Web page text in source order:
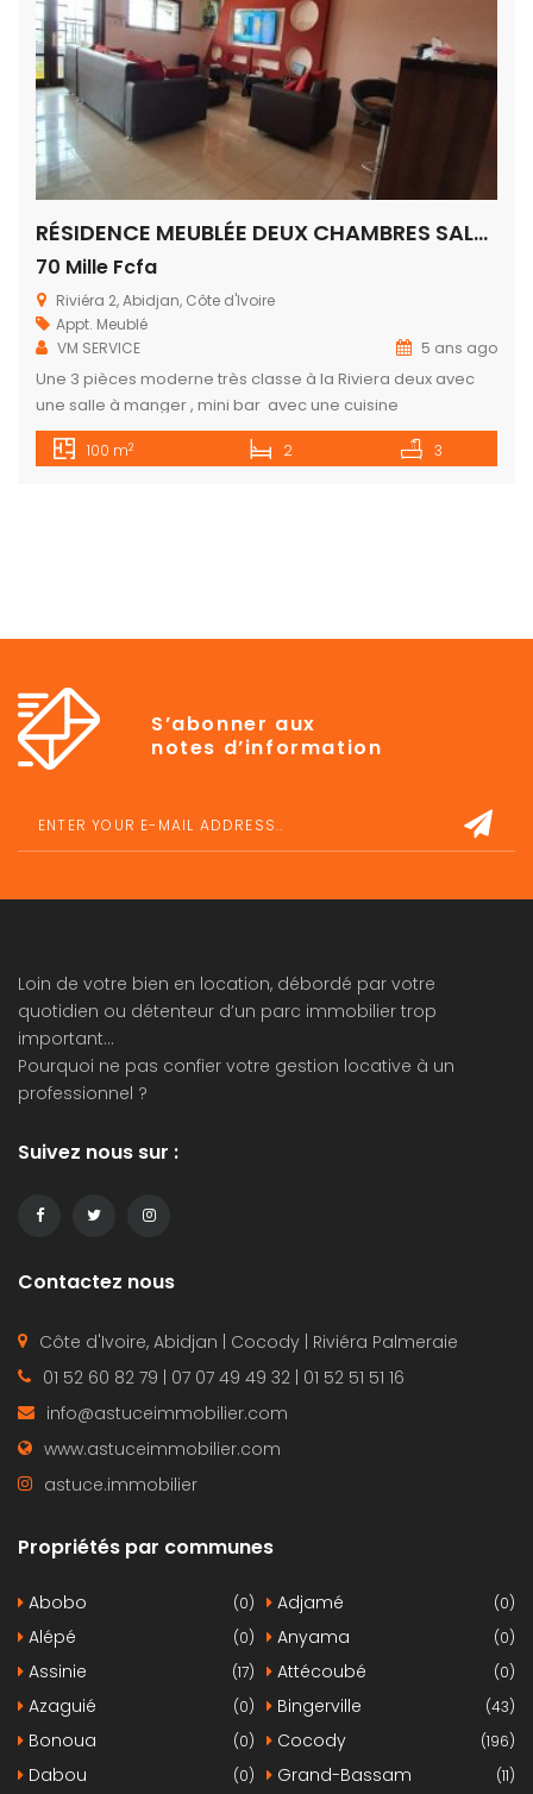
RÉSIDENCE MEUBLÉE DEUX CHAMBRES SALON HAUT STANDING RIVIERA DEUX
70 Mille Fcfa
Riviéra 2, Abidjan, Côte d'Ivoire
Appt. Meublé
VM SERVICE
5 ans ago
Une 3 pièces moderne très classe à la Riviera deux avec
une salle à manger , mini bar avec une cuisine
européenne entièrement équipée(micro-
onde,réfrigérateur,la cuisinière,chauffe-eau,..), la
100 m2 2 3
S’abonner aux
notes d’information
Loin de votre bien en location, débordé par votre
quotidien ou détenteur d’un parc immobilier trop
important…
Pourquoi ne pas confier votre gestion locative à un
professionnel ?
Suivez nous sur :
Contactez nous
Côte d'Ivoire, Abidjan | Cocody | Riviéra Palmeraie
01 52 60 82 79 | 07 07 49 49 32 | 01 52 51 51 16
info@astuceimmobilier.com
www.astuceimmobilier.com
astuce.immobilier
Propriétés par communes
Abobo (0) Adjamé (0)
Alépé (0) Anyama (0)
Assinie (17) Attécoubé (0)
Azaguié (0) Bingerville (43)
Bonoua (0) Cocody (196)
Dabou (0) Grand-Bassam (11)